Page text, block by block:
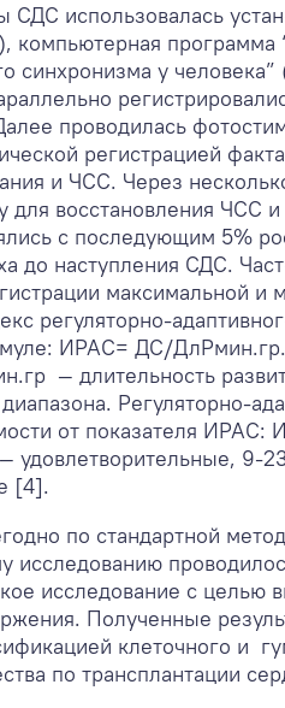
СДС использовалась
компьютерная программа
синхронизма у
проводилась
регистрацией
и ЧСС. Через
для восстановления ЧСС
с последующим 5%
до наступления СДС.
максимальной и
регуляторно-
ИРАС= ДС/
— длительность
Регуляторно-
от показателя
удовлетворительные, 9-
[4].
по стандартной
исследованию
исследование с целью
Полученные
клеточного и
по трансплантации